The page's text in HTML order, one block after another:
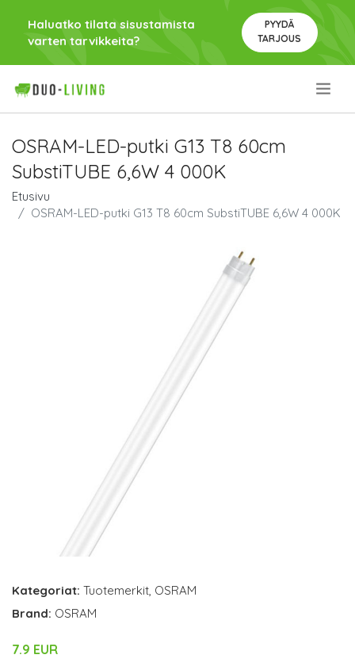
Haluatko tilata sisustamista
varten tarvikkeita?
PYYDÄ
TARJOUS
OSRAM-LED-putki G13 T8 60cm
SubstiTUBE 6,6W 4 000K
Etusivu
OSRAM-LED-putki G13 T8 60cm SubstiTUBE 6,6W 4 000K
Kategoriat: Tuotemerkit, OSRAM
Brand: OSRAM
7.9 EUR